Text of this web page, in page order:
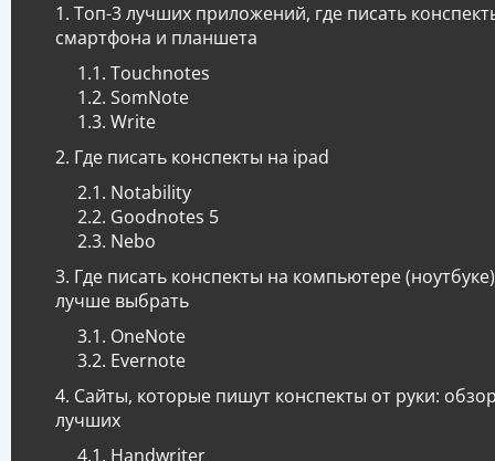
Топ-3 лучших приложений, где писать
смартфона и планшета
Touchnotes
SomNote
Write
Где писать конспекты на ipad
Notability
Goodnotes 5
Nebo
Где писать конспекты на компьютере
лучше выбрать
OneNote
Evernote
Сайты, которые пишут конспекты от руки:
лучших
Handwriter